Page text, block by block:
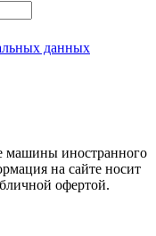
данных
машины иностранного
на сайте носит
офертой.